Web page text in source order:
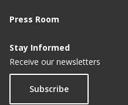
Press Room
Stay Informed
Receive our newsletters
Subscribe